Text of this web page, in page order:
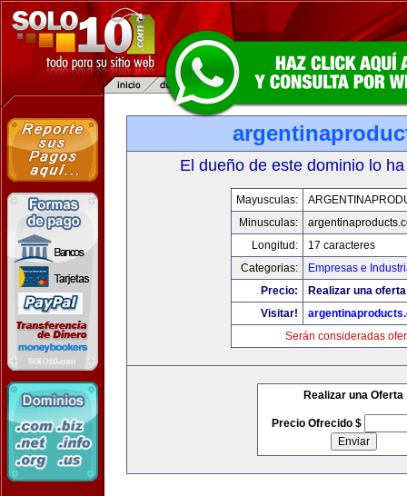
El dueño de este dominio lo
Mayusculas:
Minusculas:
Longitud:
17 caracteres
Categorias:
Empresas e
Precio:
Realizar una
Visitar!
Serán consideradas
Realizar una Oferta
Precio Ofrecido $